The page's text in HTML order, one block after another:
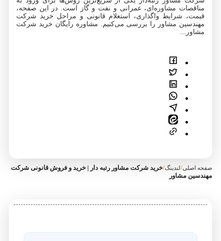
مناقصات مشاوره‌ای، عمرانی و نفت و گاز است. در این صفحه،
قیمت، شرایط واگذاری، استعلام قانونی و مراحل خرید شرکت
مهندسین مشاور را بررسی می‌کنیم. مشاوره رایگان خرید شرکت
مشاور...
صفحه اصلی/لندینگ/خرید شرکت مشاور رتبه دار | خرید و فروش قانونی شرکت
مهندسین مشاور